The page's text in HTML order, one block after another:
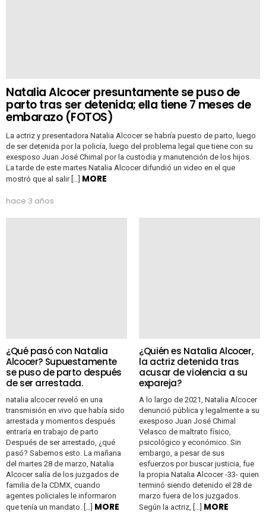
Natalia Alcocer presuntamente se puso de
parto tras ser detenida; ella tiene 7 meses de
embarazo (FOTOS)
La actriz y presentadora Natalia Alcocer se habría puesto de parto, luego
de ser detenida por la policía, luego del problema legal que tiene con su
exesposo Juan José Chimal por la custodia y manutención de los hijos.
La tarde de este martes Natalia Alcocer difundió un video en el que
mostró que al salir […] MORE
hace 3 años
¿Qué pasó con Natalia
Alcocer? Supuestamente
se puso de parto después
de ser arrestada.
natalia alcocer reveló en una
transmisión en vivo que había sido
arrestada y momentos después
entraría en trabajo de parto
Después de ser arrestado, ¿qué
pasó? Sabemos esto. La mañana
del martes 28 de marzo, Natalia
Alcocer salía de los juzgados de
familia de la CDMX, cuando
agentes policiales le informaron
que tenía un mandato. […] MORE
¿Quién es Natalia Alcocer,
la actriz detenida tras
acusar de violencia a su
expareja?
A lo largo de 2021, Natalia Alcocer
denunció pública y legalmente a su
exesposo Juan José Chimal
Velasco de maltrato físico,
psicológico y económico. Sin
embargo, a pesar de sus
esfuerzos por buscar justicia, fue
la propia Natalia Alcocer -33- quien
terminó siendo detenido el 28 de
marzo fuera de los juzgados.
Según la actriz, […] MORE